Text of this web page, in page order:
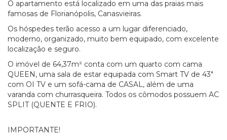
O apartamento está localizado em uma das praias mais
famosas de Florianópolis, Canasvieiras.
Os hóspedes terão acesso a um lugar diferenciado,
moderno, organizado, muito bem equipado, com excelente
localização e seguro.
O imóvel de 64,37m² conta com um quarto com cama
QUEEN, uma sala de estar equipada com Smart TV de 43"
com OI TV e um sofá-cama de CASAL, além de uma
varanda com churrasqueira. Todos os cômodos possuem AC
SPLIT (QUENTE E FRIO).
IMPORTANTE!